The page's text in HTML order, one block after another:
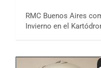
RMC Buenos Aires
Invierno en el